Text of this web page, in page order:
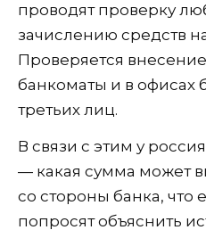
проводят проверку
зачислению средств
Проверяется
банкоматы и в офисах
третьих лиц.
В связи с этим у
— какая сумма может
со стороны банка, что
попросят объяснить